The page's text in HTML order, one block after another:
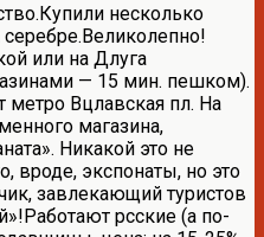
несколько
серебре.Великолепно!
или на Длуга
— 15 мин. пешком).
метро Вцлавская пл. На
магазина,
Никакой это не
вроде, экспонаты, но это
завлекающий туристов
рсские (а по-